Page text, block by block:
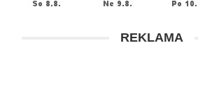
REKLAMA